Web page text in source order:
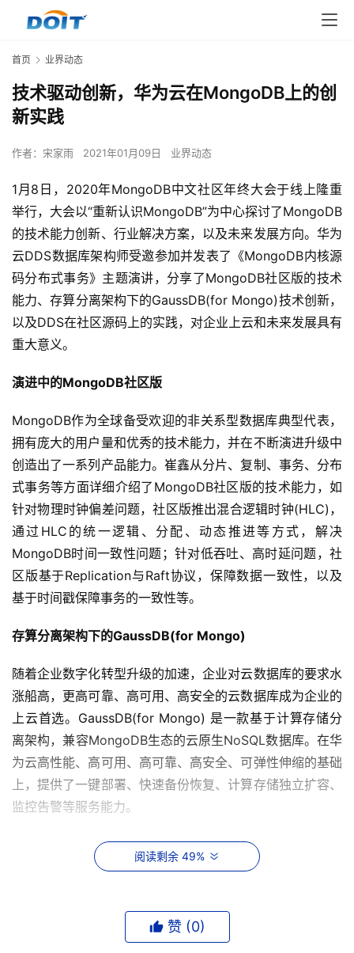
首页 业界动态
技术驱动创新，华为云在MongoDB上的创
新实践
作者： 宋家雨 2021年01月09日 业界动态
1月8日，2020年MongoDB中文社区年终大会于线上隆重
举行，大会以“重新认识MongoDB”为中心探讨了MongoDB
的技术能力创新、行业解决方案，以及未来发展方向。华为
云DDS数据库架构师受邀参加并发表了《MongoDB内核源
码分布式事务》主题演讲，分享了MongoDB社区版的技术
能力、存算分离架构下的GaussDB(for Mongo)技术创新，
以及DDS在社区源码上的实践，对企业上云和未来发展具有
重大意义。
演进中的MongoDB社区版
MongoDB作为全球备受欢迎的非关系型数据库典型代表，
拥有庞大的用户量和优秀的技术能力，并在不断演进升级中
创造出了一系列产品能力。崔鑫从分片、复制、事务、分布
式事务等方面详细介绍了MongoDB社区版的技术能力，如
针对物理时钟偏差问题，社区版推出混合逻辑时钟(HLC)，
通过HLC的统一逻辑、分配、动态推进等方式，解决
MongoDB时间一致性问题；针对低吞吐、高时延问题，社
区版基于Replication与Raft协议，保障数据一致性，以及
基于时间戳保障事务的一致性等。
存算分离架构下的GaussDB(for Mongo)
随着企业数字化转型升级的加速，企业对云数据库的要求水
涨船高，更高可靠、高可用、高安全的云数据库成为企业的
上云首选。GaussDB(for Mongo) 是一款基于计算存储分
离架构，兼容MongoDB生态的云原生NoSQL数据库。在华
为云高性能、高可用、高可靠、高安全、可弹性伸缩的基础
上，提供了一键部署、快速备份恢复、计算存储独立扩容、
监控告警等服务能力。
相比社区版，GaussDB(for Mongo) 优势明显，如添加
Secondary节点从小时级缩短为秒级；基于WAL复制，
点Oplog脱节问题；Primary/Seconary无任何IO交互，
Secondary节点个数理论无上限, 可支持百万级OPS；
阅读剩余 49%
赞 (0)